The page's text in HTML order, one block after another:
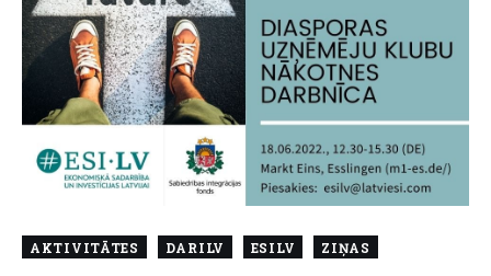
AKTIVITĀTES DARILV ESILV ZIŅAS